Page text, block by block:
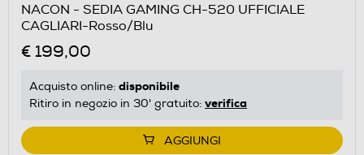
NACON - SEDIA GAMING CH-520 UFFICIALE
CAGLIARI-Rosso/Blu
€ 199,00
Acquisto online: disponibile
Ritiro in negozio in 30' gratuito: verifica
AGGIUNGI